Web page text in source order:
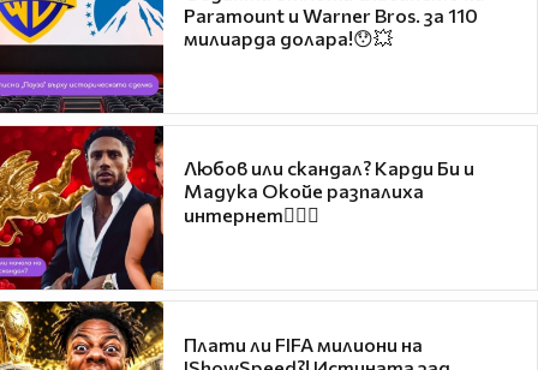
Paramount и Warner Bros. за 110
милиарда долара!😯💥
Любов или скандал? Карди Би и
Мадука Окойе разпалиха
интернет❤️‍🔥🔥
Плати ли FIFA милиони на